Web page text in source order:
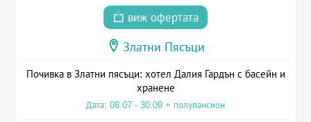
виж офертата
Златни Пясъци
Почивка в Златни пясъци: хотел Далия Гардън с басейн и
хранене
Дата: 08.07 - 30.09 + полупансион